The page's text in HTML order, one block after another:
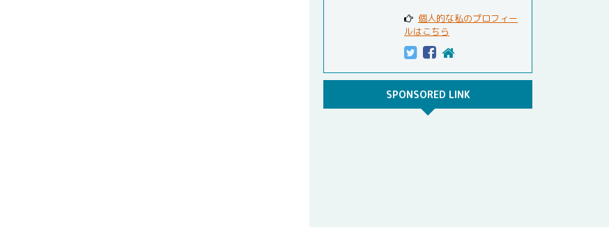
個人的な私のプロフィー
ルはこちら
SPONSORED LINK